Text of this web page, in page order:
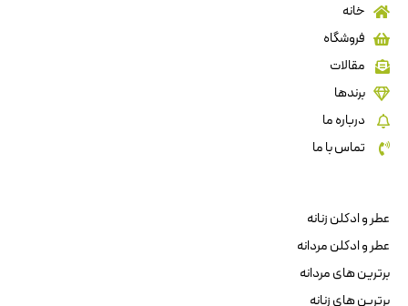
خانه
فروشگاه
مقالات
برندها
درباره ما
تماس با ما
عطر و ادکلن زنانه
عطر و ادکلن مردانه
برترین های مردانه
برترین های زنانه